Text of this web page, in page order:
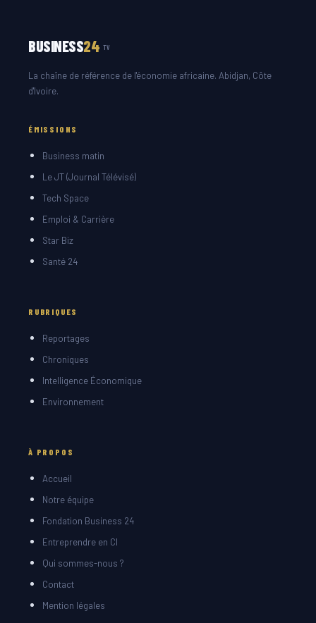
BUSINESS24 TV
La chaîne de référence de l'économie africaine. Abidjan, Côte
d'Ivoire.
ÉMISSIONS
Business matin
Le JT (Journal Télévisé)
Tech Space
Emploi & Carrière
Star Biz
Santé 24
RUBRIQUES
Reportages
Chroniques
Intelligence Économique
Environnement
À PROPOS
Accueil
Notre équipe
Fondation Business 24
Entreprendre en CI
Qui sommes-nous ?
Contact
Mention légales